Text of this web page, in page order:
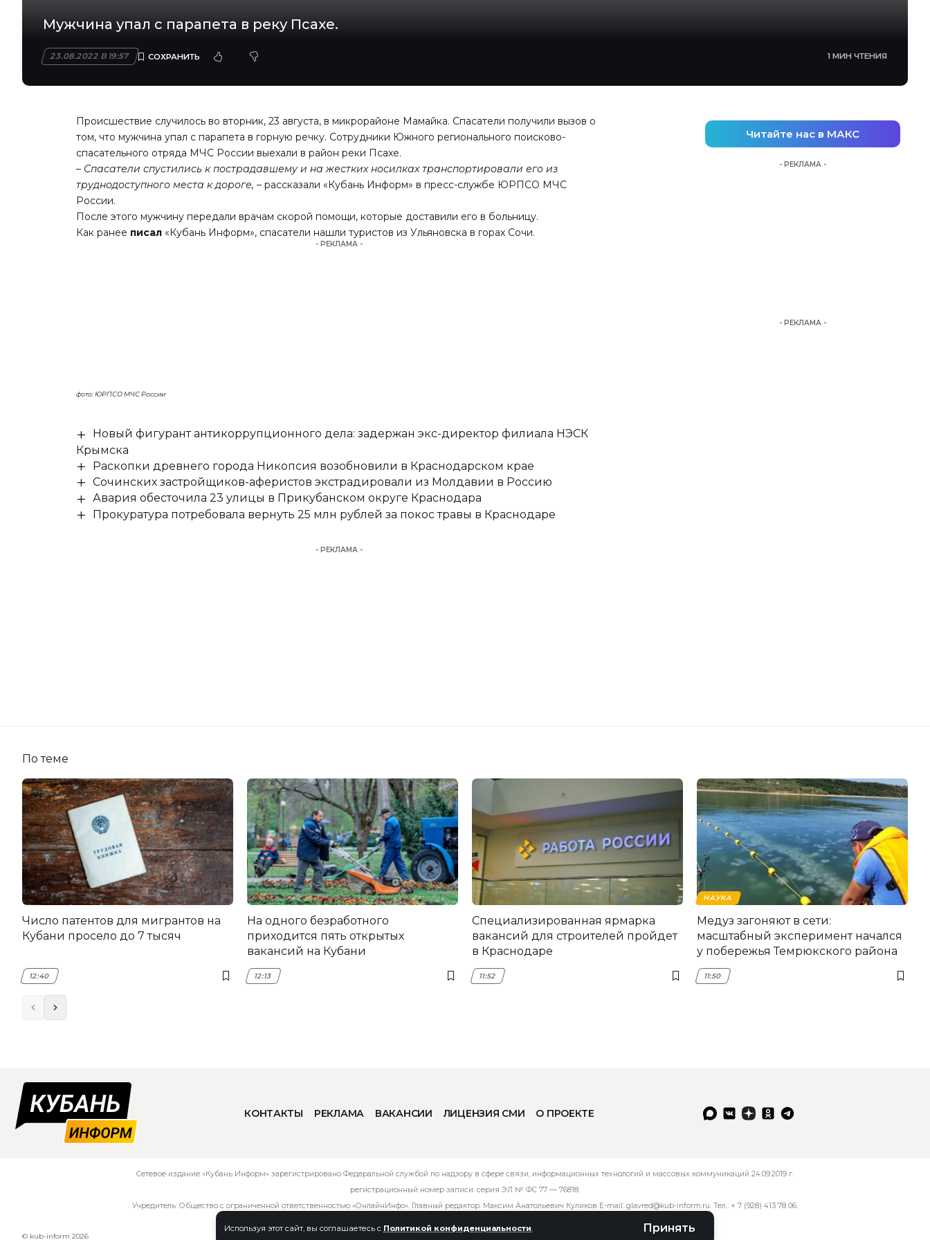
Используя этот сайт, вы соглашаетесь с Политикой конфиденциальности Принять
Мужчина упал с парапета в реку Псахе.
23.08.2022 В 19:57 1 МИН ЧТЕНИЯ
Происшествие случилось во вторник, 23 августа, в микрорайоне Мамайка. Спасатели получили вызов о
том, что мужчина упал с парапета в горную речку. Сотрудники Южного регионального поисково-
спасательного отряда МЧС России выехали в район реки Псахе.
– Спасатели спустились к пострадавшему и на жестких носилках транспортировали его из
труднодоступного места к дороге, – рассказали «Кубань Информ» в пресс-службе ЮРПСО МЧС
России.
После этого мужчину передали врачам скорой помощи, которые доставили его в больницу.
Как ранее писал «Кубань Информ», спасатели нашли туристов из Ульяновска в горах Сочи.
- РЕКЛАМА -
фото: ЮРПСО МЧС России
Новый фигурант антикоррупционного дела: задержан экс-директор филиала НЭСК
Крымска
Раскопки древнего города Никопсия возобновили в Краснодарском крае
Сочинских застройщиков-аферистов экстрадировали из Молдавии в Россию
Авария обесточила 23 улицы в Прикубанском округе Краснодара
Прокуратура потребовала вернуть 25 млн рублей за покос травы в Краснодаре
- РЕКЛАМА -
Читайте нас в МАКС
- РЕКЛАМА -
- РЕКЛАМА -
По теме
Число патентов для мигрантов на
Кубани просело до 7 тысяч
12:40
На одного безработного
приходится пять открытых
вакансий на Кубани
12:13
Специализированная ярмарка
вакансий для строителей пройдет
в Краснодаре
11:52
НАУКА
Медуз загоняют в сети:
масштабный эксперимент начался
у побережья Темрюкского района
11:50
КОНТАКТЫ РЕКЛАМА ВАКАНСИИ ЛИЦЕНЗИЯ СМИ О ПРОЕКТЕ
Сетевое издание «Кубань Информ» зарегистрировано Федеральной службой по надзору в сфере связи, информационных технологий и массовых коммуникаций 24.09.2019 г.
регистрационный номер записи: серия ЭЛ № ФС 77 — 76818.
Учредитель: Общество с ограниченной ответственностью «ОнлайнИнфо». Главный редактор: Максим Анатольевич Куликов E-mail: glavred@kub-inform.ru. Тел.: + 7 (928) 413 78 06.
© kub-inform 2026